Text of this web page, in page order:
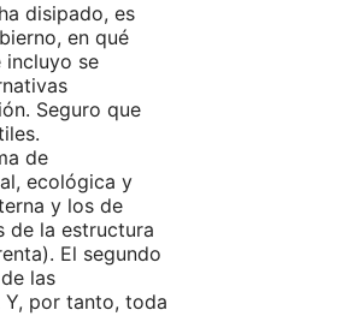
disipado, es
en qué
incluyo se
Seguro que
de
ecológica y
y los de
de la estructura
El segundo
las
por tanto, toda